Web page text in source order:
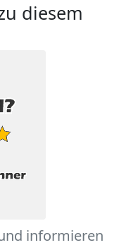
diesem
informieren